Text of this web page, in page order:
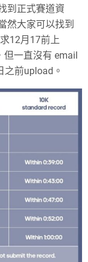
到正式賽道資
然大家可以找到
12月17前上
一直沒有 email
前upload。